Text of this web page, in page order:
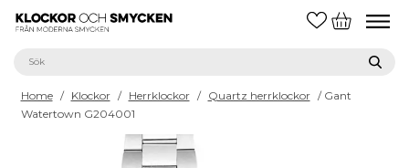
Home / Klockor / Herrklockor / Quartz herrklockor / Gant
Watertown G204001